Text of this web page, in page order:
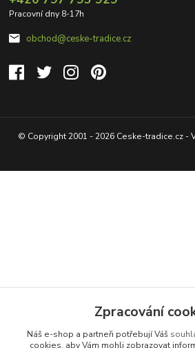
Pracovní dny 8-17h
obchod@ceske-tradice.cz
© Copyright 2001 - 2026 Ceske-tradice.cz -
Zpracování
Náš e-shop a partneři potřebují Váš
cookies, aby Vám mohli zobrazovat